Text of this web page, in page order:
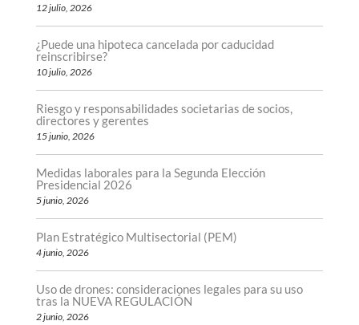
12 julio, 2026
¿Puede una hipoteca cancelada por caducidad
reinscribirse?
10 julio, 2026
Riesgo y responsabilidades societarias de socios,
directores y gerentes
15 junio, 2026
Medidas laborales para la Segunda Elección
Presidencial 2026
5 junio, 2026
Plan Estratégico Multisectorial (PEM)
4 junio, 2026
Uso de drones: consideraciones legales para su uso
tras la NUEVA REGULACIÓN
2 junio, 2026